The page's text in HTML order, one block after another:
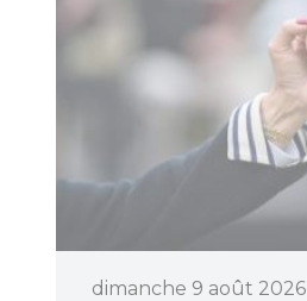
dimanche 9 août 2026